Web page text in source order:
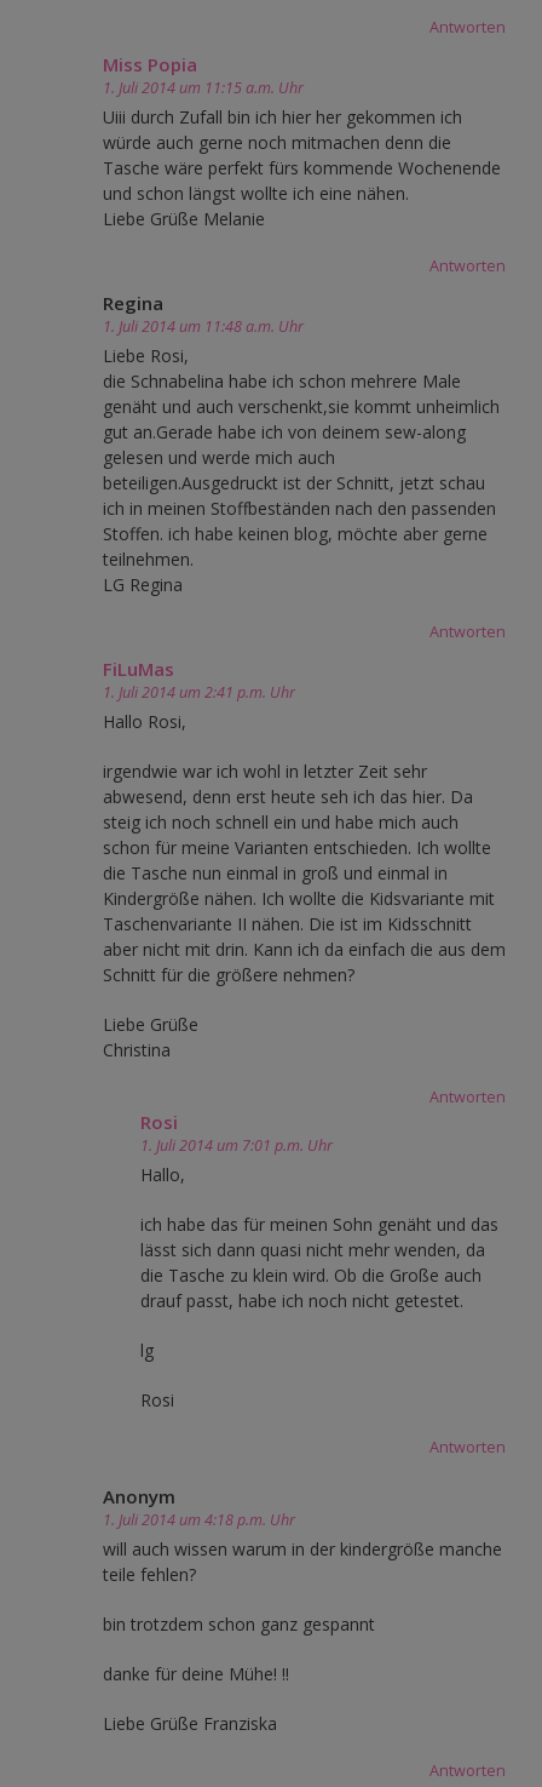
Antworten
Miss Popia
1. Juli 2014 um 11:15 a.m. Uhr
Uiii durch Zufall bin ich hier her gekommen ich
würde auch gerne noch mitmachen denn die
Tasche wäre perfekt fürs kommende Wochenende
und schon längst wollte ich eine nähen.
Liebe Grüße Melanie
Antworten
Regina
1. Juli 2014 um 11:48 a.m. Uhr
Liebe Rosi,
die Schnabelina habe ich schon mehrere Male
genäht und auch verschenkt,sie kommt unheimlich
gut an.Gerade habe ich von deinem sew-along
gelesen und werde mich auch
beteiligen.Ausgedruckt ist der Schnitt, jetzt schau
ich in meinen Stoffbeständen nach den passenden
Stoffen. ich habe keinen blog, möchte aber gerne
teilnehmen.
LG Regina
Antworten
FiLuMas
1. Juli 2014 um 2:41 p.m. Uhr
Hallo Rosi,
irgendwie war ich wohl in letzter Zeit sehr
abwesend, denn erst heute seh ich das hier. Da
steig ich noch schnell ein und habe mich auch
schon für meine Varianten entschieden. Ich wollte
die Tasche nun einmal in groß und einmal in
Kindergröße nähen. Ich wollte die Kidsvariante mit
Taschenvariante II nähen. Die ist im Kidsschnitt
aber nicht mit drin. Kann ich da einfach die aus dem
Schnitt für die größere nehmen?
Liebe Grüße
Christina
Antworten
Rosi
1. Juli 2014 um 7:01 p.m. Uhr
Hallo,
ich habe das für meinen Sohn genäht und das
lässt sich dann quasi nicht mehr wenden, da
die Tasche zu klein wird. Ob die Große auch
drauf passt, habe ich noch nicht getestet.
lg
Rosi
Antworten
Anonym
1. Juli 2014 um 4:18 p.m. Uhr
will auch wissen warum in der kindergröße manche
teile fehlen?
bin trotzdem schon ganz gespannt
danke für deine Mühe! !!
Liebe Grüße Franziska
Antworten